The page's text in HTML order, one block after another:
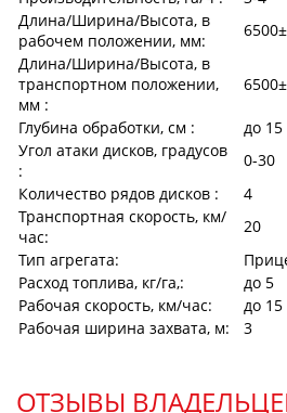
Длина/Ширина/Высота, в
рабочем положении, мм:
Длина/Ширина/Высота, в
транспортном положении,
мм :
Глубина обработки, см :
до 15
Угол атаки дисков, градусов
:
0-30
Количество рядов дисков :
4
Транспортная скорость, км/
час:
20
Тип агрегата:
Расход топлива, кг/га,:
до 5
Рабочая скорость, км/час:
до 15
Рабочая ширина захвата, м:
3
ОТЗЫВЫ